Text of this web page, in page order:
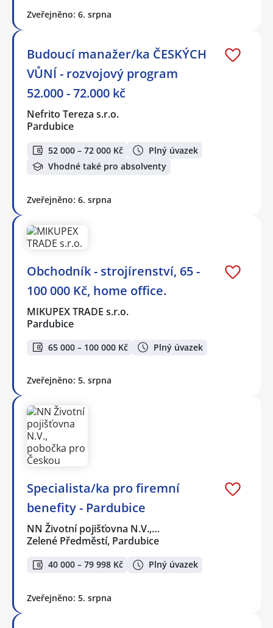
Zveřejněno: 6. srpna
Budoucí manažer/ka ČESKÝCH
VŮNÍ - rozvojový program
52.000 - 72.000 kč
Nefrito Tereza s.r.o.
Pardubice
52 000 – 72 000 Kč
Plný úvazek
Vhodné také pro absolventy
Zveřejněno: 6. srpna
Obchodník - strojírenství, 65 -
100 000 Kč, home office.
MIKUPEX TRADE s.r.o.
Pardubice
65 000 – 100 000 Kč Plný úvazek
Zveřejněno: 5. srpna
Specialista/ka pro firemní
benefity - Pardubice
NN Životní pojišťovna N.V.,…
Zelené Předměstí, Pardubice
40 000 – 79 998 Kč Plný úvazek
Zveřejněno: 5. srpna